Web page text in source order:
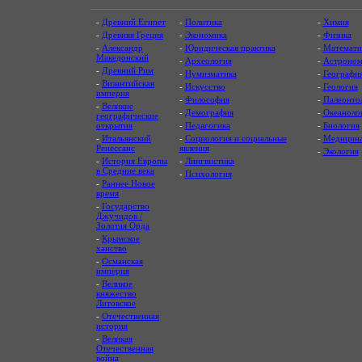
- Древний Египет
- Древняя Греция
- Александр
Македонский
- Древний Рим
- Византийская
империя
- Великие
географические
открытия
- Итальянский
Ренессанс
- История Европы
в Средние века
- Раннее Новое
время
- Государство
Джучидов /
Золотая Орда
- Крымское
ханство
- Османская
империя
- Великое
княжество
Литовское
- Отечественная
история
- Великая
Отечественная
война
- Политика
- Экономика
- Юридическая практика
- Археология
- Нумизматика
- Искусство
- Философия
- Демография
- Педагогика
- Социология и социальные
явления
- Лингвистика
- Психология
- Химия
- Физика
-
-
-
- Геология
-
-
- Биология
- Медицина
- Экология